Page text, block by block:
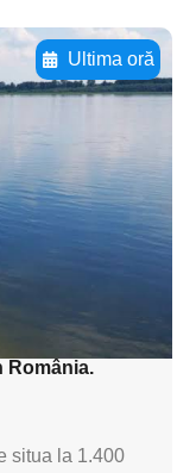
Ultima oră
pentru
România.
situa la 1.400